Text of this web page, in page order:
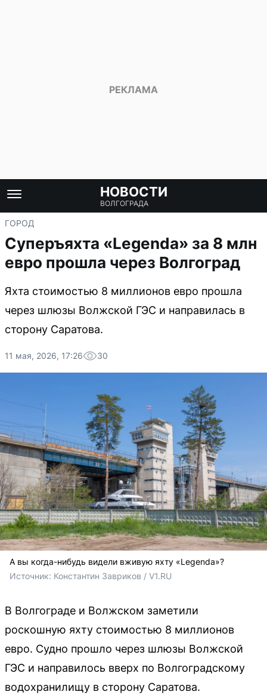
НОВОСТИ
ВОЛГОГРАДА
ГОРОД
Суперъяхта «Legenda» за 8 млн
евро прошла через Волгоград
Яхта стоимостью 8 миллионов евро прошла
через шлюзы Волжской ГЭС и направилась в
сторону Саратова.
11 мая, 2026, 17:26 30
А вы когда-нибудь видели вживую яхту «Legenda»?
Источник: Константин Завриков / V1.RU
В Волгограде и Волжском заметили
роскошную яхту стоимостью 8 миллионов
евро. Судно прошло через шлюзы Волжской
ГЭС и направилось вверх по Волгоградскому
водохранилищу в сторону Саратова.